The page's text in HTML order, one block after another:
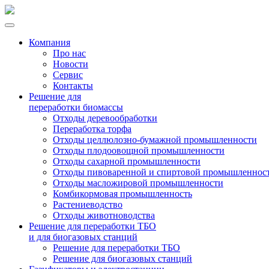
Компания
Про нас
Новости
Сервис
Контакты
Решение для
переработки биомассы
Отходы деревообработки
Переработка торфа
Отходы целлюлозно-бумажной промышленности
Отходы плодоовощной промышленности
Отходы сахарной промышленности
Отходы пивоваренной и спиртовой
Отходы масложировой промышленности
Комбикормовая промышленность
Растениеводство
Отходы животноводства
Решение для переработки ТБО
и для биогазовых станций
Решение для переработки ТБО
Решение для биогазовых станций